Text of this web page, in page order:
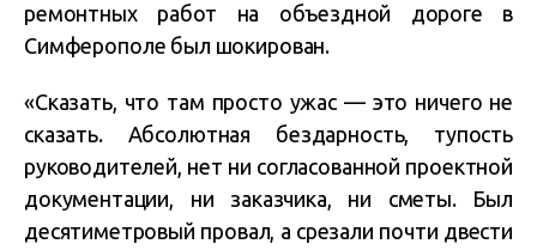
ремонтных работ на объездной дороге в
Симферополе был шокирован.
«Сказать, что там просто ужас — это ничего не
сказать. Абсолютная бездарность, тупость
руководителей, нет ни согласованной проектной
документации, ни заказчика, ни сметы. Был
десятиметровый провал, а срезали почти двести